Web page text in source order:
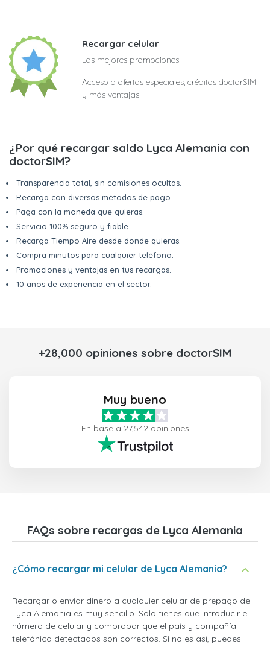
Recargar celular
Las mejores promociones
Acceso a ofertas especiales, créditos doctorSIM
y más ventajas
¿Por qué recargar saldo Lyca Alemania con
doctorSIM?
Transparencia total, sin comisiones ocultas.
Recarga con diversos métodos de pago.
Paga con la moneda que quieras.
Servicio 100% seguro y fiable.
Recarga Tiempo Aire desde donde quieras.
Compra minutos para cualquier teléfono.
Promociones y ventajas en tus recargas.
10 años de experiencia en el sector.
+28,000 opiniones sobre doctorSIM
Muy bueno
En base a 27,542 opiniones
FAQs sobre recargas de Lyca Alemania
¿Cómo recargar mi celular de Lyca Alemania?
Recargar o enviar dinero a cualquier celular de prepago de
Lyca Alemania es muy sencillo. Solo tienes que introducir el
número de celular y comprobar que el país y compañía
telefónica detectados son correctos. Si no es así, puedes